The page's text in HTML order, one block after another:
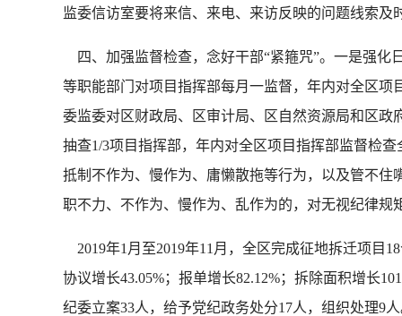
监委信访室要将来信、来电、来访反映的问题线索及
四、加强监督检查，念好干部“紧箍咒”。一是强化
等职能部门对项目指挥部每月一监督，年内对全区
委监委对区财政局、区审计局、区自然资源局和区
抽查1/3项目指挥部，年内对全区项目指挥部监督检
抵制不作为、慢作为、庸懒散拖等行为，以及管不
职不力、不作为、慢作为、乱作为的，对无视纪律
2019年1月至2019年11月，全区完成征地拆迁项目
协议增长43.05%；报单增长82.12%；拆除面积增长
纪委立案33人，给予党纪政务处分17人，组织处理9